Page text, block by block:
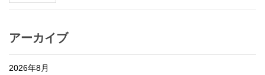
アーカイブ
2026年8月